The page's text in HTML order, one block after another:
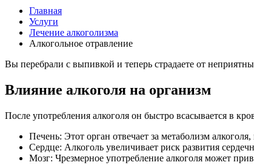
Главная
Услуги
Лечение алкоголизма
Алкогольное отравление
Вы перебрали с выпивкой и теперь страдаете от
Влияние алкоголя на организм
После употребления алкоголя он быстро всасывается в
Печень: Этот орган отвечает за метаболизм
Сердце: Алкоголь увеличивает риск развития
Мозг: Чрезмерное употребление алкоголя может